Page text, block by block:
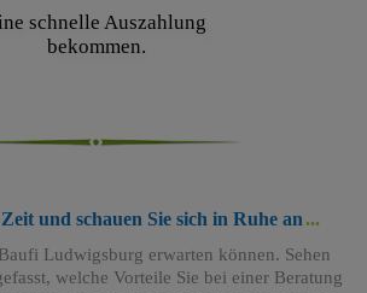
schnelle Auszahlung
bekommen.
und schauen Sie sich in Ruhe an
Ludwigsburg erwarten können. Sehen
welche Vorteile Sie bei einer Beratung